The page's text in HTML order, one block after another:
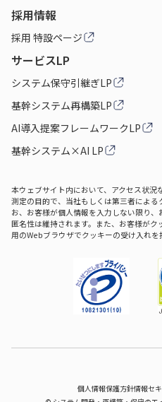
採用情報
採用 特設ページ
サービスLP
システム保守引継ぎLP
基幹システム再構築LP
AI導入提案フレームワークLP
基幹システム×AI LP
本ウェブサイト内において、アクセス状
測定の目的で、当社もしくは第三者によ
お、お客様が個人情報を入力しない限り、
匿名性は維持されます。また、お客様が
用のWebブラウザでクッキーの受け入れを
個人情報保護方針情報セ